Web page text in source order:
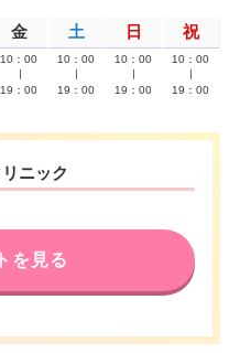
金 土 日 祝
10：00
19：00
10：00
19：00
10：00
19：00
10：00
19：00
ニック
を見る